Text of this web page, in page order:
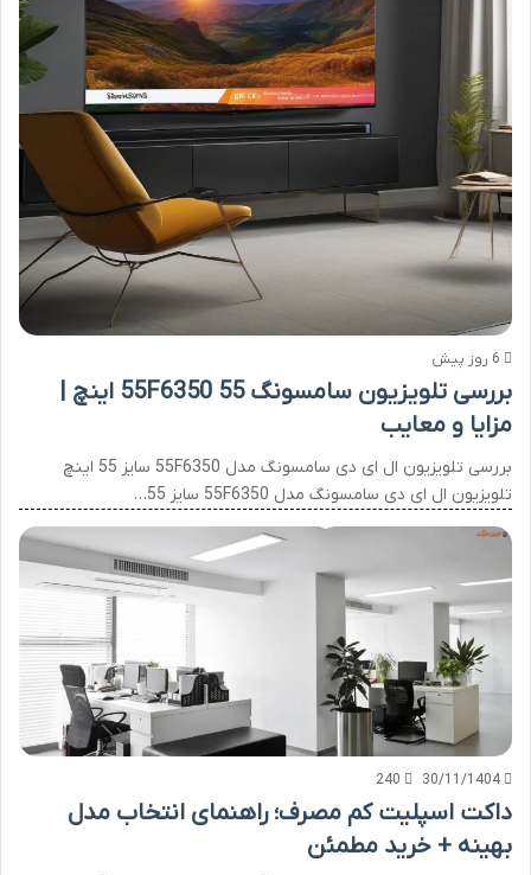
6 روز پیش
بررسی تلویزیون سامسونگ 55F6350 55 اینچ |
مزایا و معایب
بررسی تلویزیون ال ای دی سامسونگ مدل 55F6350 سایز 55 اینچ
تلویزیون ال ای دی سامسونگ مدل 55F6350 سایز 55…
30/11/1404
240
داکت اسپلیت کم مصرف؛ راهنمای انتخاب مدل
بهینه + خرید مطمئن